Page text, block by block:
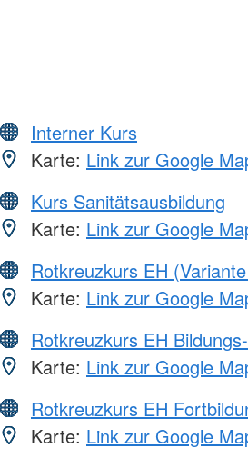
Interner Kurs
Karte: Link zur Google
Kurs Sanitätsausbildung
Karte: Link zur Google
Rotkreuzkurs EH
Karte: Link zur Google
Rotkreuzkurs EH
Karte: Link zur Google
Rotkreuzkurs EH
Karte: Link zur Google